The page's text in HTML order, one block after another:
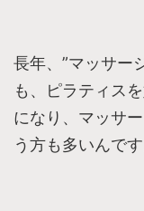
長年、”マッサー
も、ピラティス
になり、マッサ
う方も多いんで